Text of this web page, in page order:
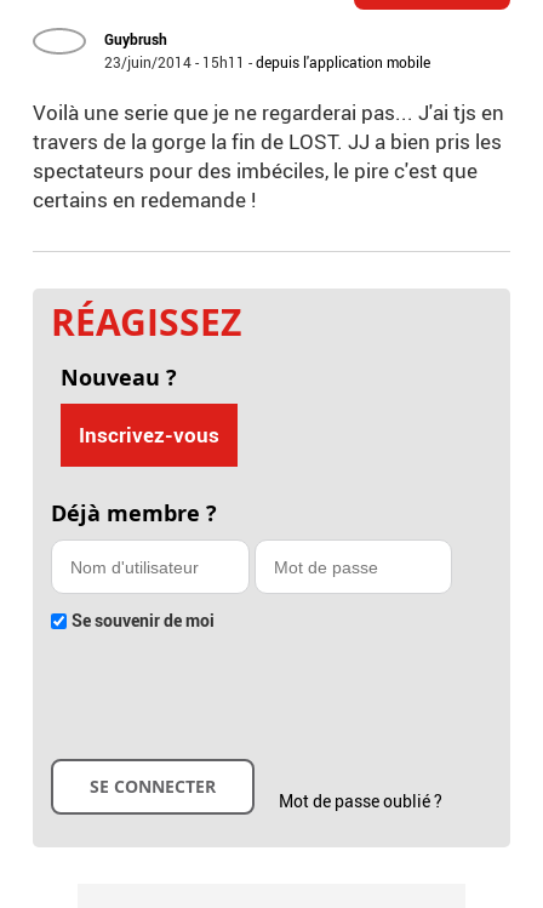
Guybrush
23/juin/2014 - 15h11 -depuis l'application mobile
Voilà une serie que je ne regarderai pas... J'ai tjs en
travers de la gorge la fin de LOST. JJ a bien pris les
spectateurs pour des imbéciles, le pire c'est que
certains en redemande !
RÉAGISSEZ
Nouveau ?
Inscrivez-vous
Déjà membre ?
Se souvenir de moi
Mot de passe oublié ?